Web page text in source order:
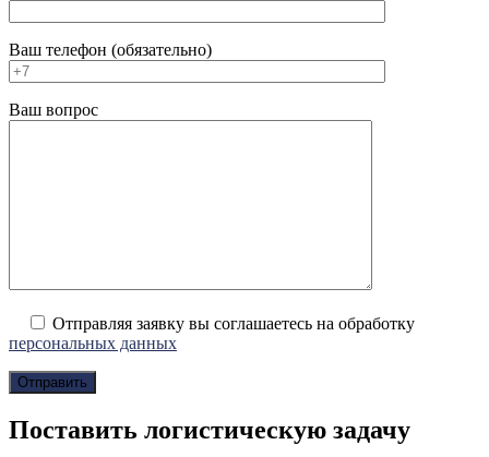
Ваш телефон (обязательно)
Ваш вопрос
Отправляя заявку вы соглашаетесь на обработку
персональных данных
Поставить логистическую задачу